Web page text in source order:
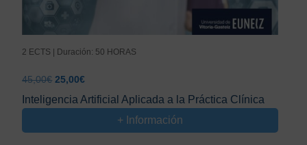
2 ECTS | Duración: 50 HORAS
45,00€ El
precio
original
45,00€.
25,00€El
precio
actual
25,00€.
Inteligencia Artificial Aplicada a la Práctica Clínica
+ Información